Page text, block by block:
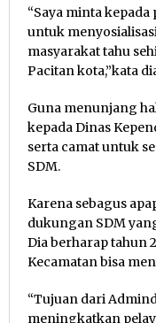
“Saya minta kepada
untuk
masyarakat tahu
Pacitan kota,”kata
Guna menunjang
kepada Dinas
serta camat untuk
SDM.
Karena sebagus
dukungan SDM
Dia berharap tahun
Kecamatan bisa
“Tujuan dari
meningkatkan